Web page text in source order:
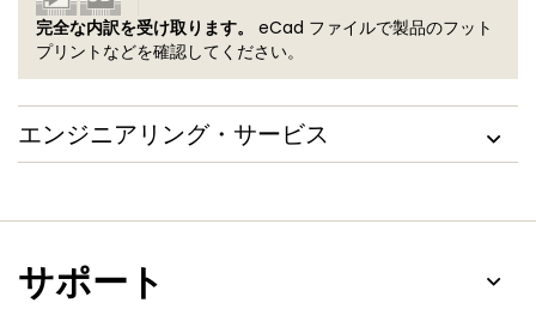
完全な内訳を受け取ります。
eCad ファイルで製品のフット
プリントなどを確認してください。
エンジニアリング・サービス
サポート